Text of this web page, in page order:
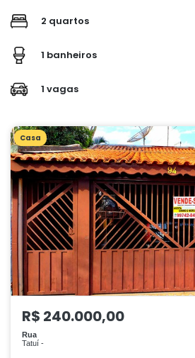
2 quartos
1 banheiros
1 vagas
Casa
R$ 240.000,00
Rua
Tatuí -